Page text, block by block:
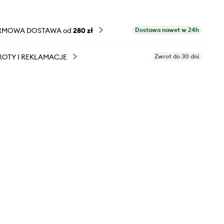
DOSTAWA od 280 zł Dostawa nawet w 24h
I REKLAMACJE Zwrot do 30 dni